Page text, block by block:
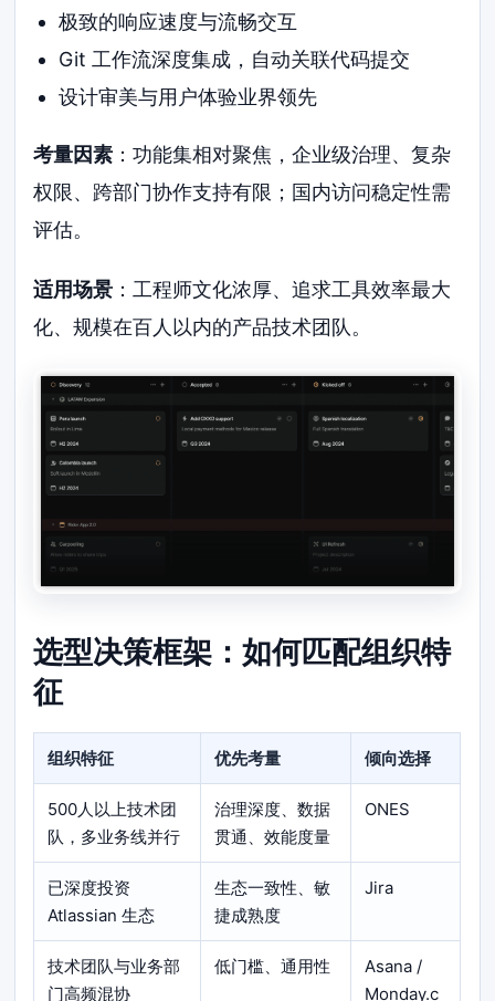
极致的响应速度与流畅交互
Git 工作流深度集成，自动关联代码提交
设计审美与用户体验业界领先
考量因素 ：功能集相对聚焦，企业级治理、复杂
权限、跨部门协作支持有限；国内访问稳定性需
评估。
适用场景 ：工程师文化浓厚、追求工具效率最大
化、规模在百人以内的产品技术团队。
选型决策框架：如何匹配组织特
征
组织特征 优先考量 倾向选择
500人以上技术团
队，多业务线并行
治理深度、数据
贯通、效能度量
ONES
已深度投资
Atlassian 生态
生态一致性、敏
捷成熟度
Jira
技术团队与业务部
门高频混协
低门槛、通用性
Asana /
Monday.c